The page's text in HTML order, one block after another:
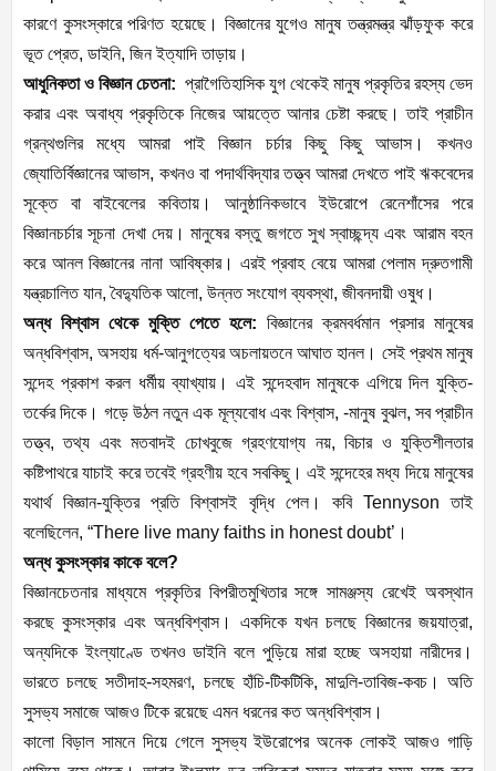
কারণে কুসংস্কারে পরিণত হয়েছে। বিজ্ঞানের যুগেও মানুষ তন্ত্রমন্ত্র ঝাঁড়ফুক করে
ভূত প্রেত, ডাইনি, জিন ইত্যাদি তাড়ায়।
আধুনিকতা ও বিজ্ঞান চেতনা: প্রাগৈতিহাসিক যুগ থেকেই মানুষ প্রকৃতির রহস্য ভেদ
করার এবং অবাধ্য প্রকৃতিকে নিজের আয়ত্তে আনার চেষ্টা করছে। তাই প্রাচীন
গ্রন্থগুলির মধ্যে আমরা পাই বিজ্ঞান চর্চার কিছু কিছু আভাস। কখনও
জ্যোতির্বিজ্ঞানের আভাস, কখনও বা পদার্থবিদ্যার তত্ত্ব আমরা দেখতে পাই ঋকবেদের
সূক্তে বা বাইবেলের কবিতায়। আনুষ্ঠানিকভাবে ইউরোপে রেনেশাঁসের পরে
বিজ্ঞানচর্চার সূচনা দেখা দেয়। মানুষের বস্তু জগতে সুখ স্বাচ্ছন্দ্য এবং আরাম বহন
করে আনল বিজ্ঞানের নানা আবিষ্কার। এরই প্রবাহ বেয়ে আমরা পেলাম দ্রুতগামী
যন্ত্রচালিত যান, বৈদ্যুতিক আলো, উন্নত সংযোগ ব্যবস্থা, জীবনদায়ী ওষুধ।
অন্ধ বিশ্বাস থেকে মুক্তি পেতে হলে: বিজ্ঞানের ক্রমবর্ধমান প্রসার মানুষের
অন্ধবিশ্বাস, অসহায় ধর্ম-আনুগত্যের অচলায়তনে আঘাত হানল। সেই প্রথম মানুষ
সন্দেহ প্রকাশ করল ধর্মীয় ব্যাখ্যায়। এই সন্দেহবাদ মানুষকে এগিয়ে দিল যুক্তি-
তর্কের দিকে। গড়ে উঠল নতুন এক মূল্যবোধ এবং বিশ্বাস, -মানুষ বুঝল, সব প্রাচীন
তত্ত্ব, তথ্য এবং মতবাদই চোখবুজে গ্রহণযোগ্য নয়, বিচার ও যুক্তিশীলতার
কষ্টিপাথরে যাচাই করে তবেই গ্রহণীয় হবে সবকিছু। এই সন্দেহের মধ্য দিয়ে মানুষের
যথার্থ বিজ্ঞান-যুক্তির প্রতি বিশ্বাসই বৃদ্ধি পেল। কবি Tennyson তাই
বলেছিলেন, “There live many faiths in honest doubt’।
অন্ধ কুসংস্কার কাকে বলে?
বিজ্ঞানচেতনার মাধ্যমে প্রকৃতির বিপরীতমুখিতার সঙ্গে সামঞ্জস্য রেখেই অবস্থান
করছে কুসংস্কার এবং অন্ধবিশ্বাস। একদিকে যখন চলছে বিজ্ঞানের জয়যাত্রা,
অন্যদিকে ইংল্যাণ্ডে তখনও ডাইনি বলে পুড়িয়ে মারা হচ্ছে অসহায়া নারীদের।
ভারতে চলছে সতীদাহ-সহমরণ, চলছে হাঁচি-টিকটিকি, মাদুলি-তাবিজ-কবচ। অতি
সুসভ্য সমাজে আজও টিকে রয়েছে এমন ধরনের কত অন্ধবিশ্বাস।
কালো বিড়াল সামনে দিয়ে গেলে সুসভ্য ইউরোপের অনেক লোকই আজও গাড়ি